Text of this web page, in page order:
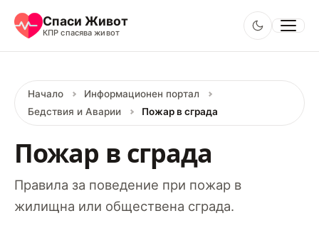
Спаси Живот
КПР спасява живот
Информационен портал
Начало
Информационен портал
Бедствия и Аварии
Пожар в сграда
Пожар в сграда
Правила за поведение при пожар в
жилищна или обществена сграда.